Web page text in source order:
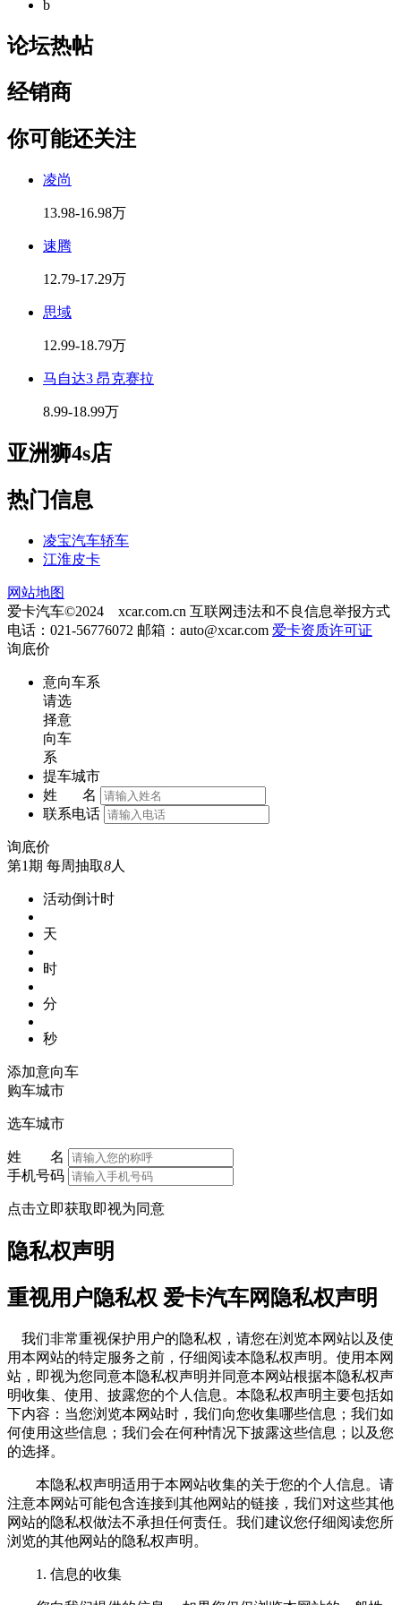
b
论坛热帖
经销商
你可能还关注
凌尚
13.98-16.98万
速腾
12.79-17.29万
思域
12.99-18.79万
马自达3 昂克赛拉
8.99-18.99万
亚洲狮4s店
热门信息
凌宝汽车轿车
江淮皮卡
网站地图
爱卡汽车©2024 xcar.com.cn 互联网违法和不良信息举报方式
电话：021-56776072 邮箱： auto@xcar.com 爱卡资质许可证
询底价
意向车系
请选
择意
向车
系
提车城市
姓 名
联系电话
询底价
第1期 每周抽取8人
活动倒计时
天
时
分
秒
添加意向车
购车城市
选车城市
姓 名
手机号码
点击立即获取即视为同意
隐私权声明
重视用户隐私权 爱卡汽车网隐私权声明
我们非常重视保护用户的隐私权，请您在浏览本网站以及使
用本网站的特定服务之前，仔细阅读本隐私权声明。使用本网
站，即视为您同意本隐私权声明并同意本网站根据本隐私权声
明收集、使用、披露您的个人信息。本隐私权声明主要包括如
下内容：当您浏览本网站时，我们向您收集哪些信息；我们如
何使用这些信息；我们会在何种情况下披露这些信息；以及您
的选择。
本隐私权声明适用于本网站收集的关于您的个人信息。请
注意本网站可能包含连接到其他网站的链接，我们对这些其他
网站的隐私权做法不承担任何责任。我们建议您仔细阅读您所
浏览的其他网站的隐私权声明。
1. 信息的收集